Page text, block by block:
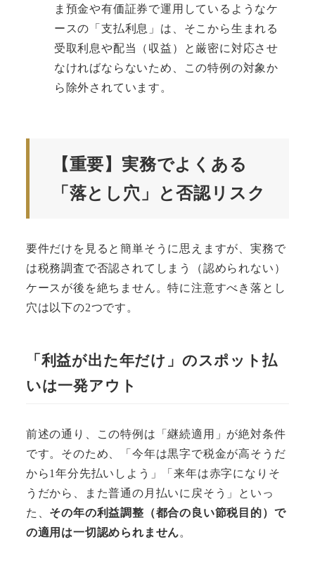
ま預金や有価証券で運用しているようなケ
ースの「支払利息」は、そこから生まれる
受取利息や配当（収益）と厳密に対応させ
なければならないため、この特例の対象か
ら除外されています。
【重要】実務でよくある
「落とし穴」と否認リスク
要件だけを見ると簡単そうに思えますが、実務で
は税務調査で否認されてしまう（認められない）
ケースが後を絶ちません。特に注意すべき落とし
穴は以下の2つです。
「利益が出た年だけ」のスポット払
いは一発アウト
前述の通り、この特例は「継続適用」が絶対条件
です。そのため、「今年は黒字で税金が高そうだ
から1年分先払いしよう」「来年は赤字になりそ
うだから、また普通の月払いに戻そう」といっ
た、 その年の利益調整（都合の良い節税目的）で
の適用は一切認められません。